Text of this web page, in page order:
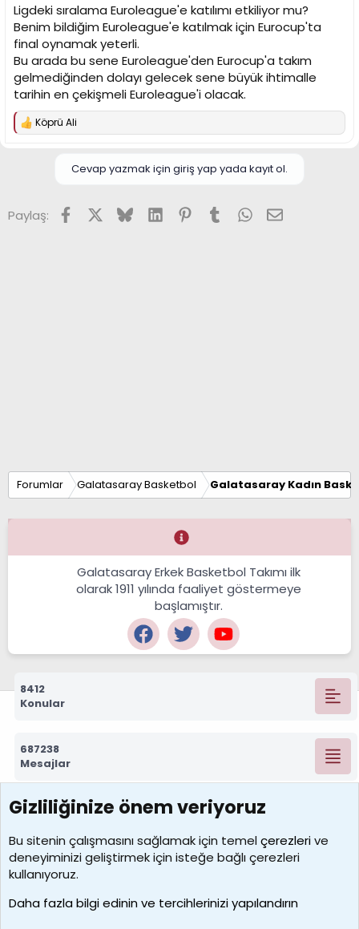
Ligdeki sıralama Euroleague'e katılımı etkiliyor mu?
Benim bildiğim Euroleague'e katılmak için Eurocup'ta
final oynamak yeterli.
Bu arada bu sene Euroleague'den Eurocup'a takım
gelmediğinden dolayı gelecek sene büyük ihtimalle
tarihin en çekişmeli Euroleague'i olacak.
T
r
Köprü Ali
Cevap yazmak için giriş yap yada kayıt ol.
Paylaş: FacebookX (Twitter)
BlueskyLinkedInPinterest
TumblrWhatsApp
E-posta
Forumlar Galatasaray Basketbol Galatasaray Kadın
Galatasaray Erkek Basketbol Takımı ilk
olarak 1911 yılında faaliyet göstermeye
başlamıştır.
8412
Konular
687238
Mesajlar
7388
Kullanıcılar
borabekirogluu
Son üye
Gizliliğinize önem veriyoruz
Bu sitenin çalışmasını sağlamak için temelçerezlerive
deneyiminizi geliştirmek için isteğe bağlı çerezleri
kullanıyoruz.
Daha fazla bilgi edinin ve tercihlerinizi yapılandırın